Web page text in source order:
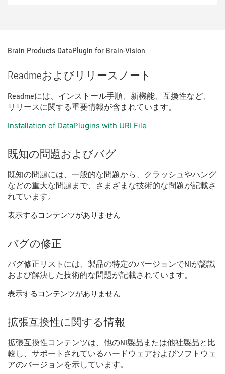
Brain Products DataPlugin for Brain-Vision
Readmeおよび リリース ノート
Readmeには、 インストール手順、 新機能、 互換性など、
リリースに関する重要情報が含 まれてい ます。
Installation of DataPlugins with URI File
既知の問題およびバグ
既知の問題には、 一般的な問題から、 クラッシュやハング
などの重大な問題 まで、 さまざま な技術的な問題が記載さ
れてい ます。
表示するコンテンツがありません
バグの修正
バグ修正 リスト には、 製品の特定のバージョンでNIが認識
および解決した技術的な問題が記載されてい ます。
表示するコンテンツがありません
拡張互換性に関する情報
拡張互換性コンテンツは、 他のNI製品 または他社製品と 比
較 し、 サポート されているハードウェアおよびソフトウェ
アのバージョンを示してい ます。